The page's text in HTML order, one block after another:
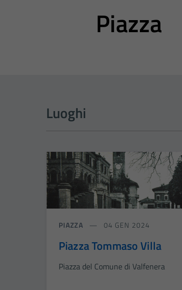
Piazza
Luoghi
PIAZZA 04 GEN 2024
Piazza Tommaso Villa
Piazza del Comune di Valfenera